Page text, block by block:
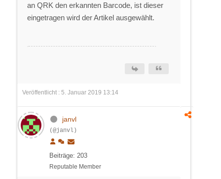
an QRK den erkannten Barcode, ist dieser
eingetragen wird der Artikel ausgewählt.
Veröffentlicht : 5. Januar 2019 13:14
janvl
(@janvl)
Beiträge: 203
Reputable Member